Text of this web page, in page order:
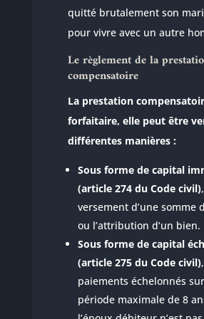
quitté brutalement son
pour vivre avec un autre
Le règlement de la
compensatoire
La prestation
forfaitaire, elle peut être
différentes manières :
Sous forme de capital
(article 274 du Code civil)
versement d’une somme
ou l’attribution d’un bien.
Sous forme de capital
(article 275 du Code civil)
paiements échelonnés
période maximale de 8